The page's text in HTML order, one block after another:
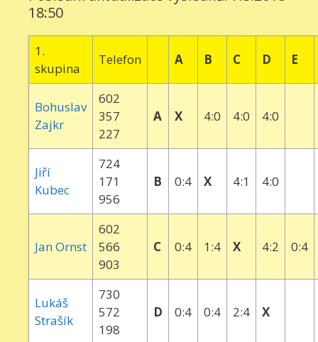
18:50
1.
skupina
Telefon A B C D E
Bohuslav
Zajkr
602
357
227
A X 4:0 4:0 4:0
Jiří
Kubec
724
171
956
B 0:4 X 4:1 4:0
Jan Ornst
602
566
903
C 0:4 1:4 X 4:2 0:4
Lukáš
Strašík
730
572
198
D 0:4 0:4 2:4 X